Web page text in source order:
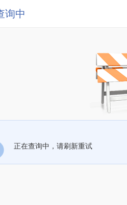
询中
正在查询中，请刷新重试